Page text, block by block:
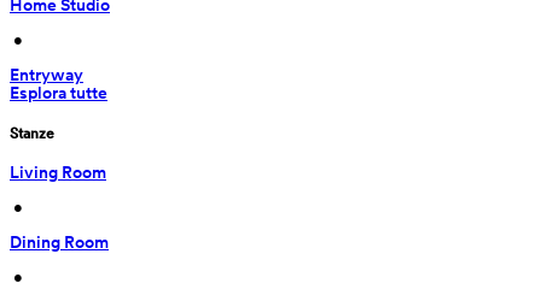
Home Studio
•
Entryway
Esplora tutte
Stanze
Living Room
•
Dining Room
•